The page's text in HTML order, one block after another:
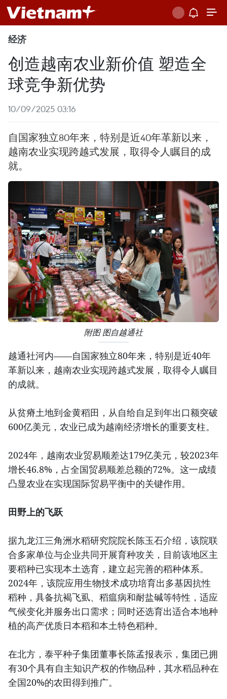
经济
创造越南农业新价值 塑造全
球竞争新优势
10/09/2025 03:16
自国家独立80年来，特别是近40年革新以来，
越南农业实现跨越式发展，取得令人瞩目的成
就。
附图 图自越通社
越通社河内——自国家独立80年来，特别是近40年
革新以来，越南农业实现跨越式发展，取得令人瞩目
的成就。
从贫瘠土地到金黄稻田，从自给自足到年出口额突破
600亿美元，农业已成为越南经济增长的重要支柱。
2024年，越南农业贸易顺差达179亿美元，较2023年
增长46.8%，占全国贸易顺差总额的72%。这一成绩
凸显农业在实现国际贸易平衡中的关键作用。
田野上的飞跃
据九龙江三角洲水稻研究院院长陈玉石介绍，该院联
合多家单位与企业共同开展育种攻关，目前该地区主
要稻种已实现本土选育，建立起完善的稻种体系。
2024年，该院应用生物技术成功培育出多基因抗性
稻种，具备抗褐飞虱、稻瘟病和耐盐碱等特性，适应
气候变化并服务出口需求；同时还选育出适合本地种
植的高产优质日本稻和本土特色稻种。
在北方，泰平种子集团董事长陈孟报表示，集团已拥
有30个具有自主知识产权的作物品种，其水稻品种在
全国20%的农田得到推广。